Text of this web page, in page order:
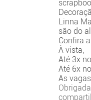
Linna
são do
Confira
À vista;
Até 3x
Até 6x
As